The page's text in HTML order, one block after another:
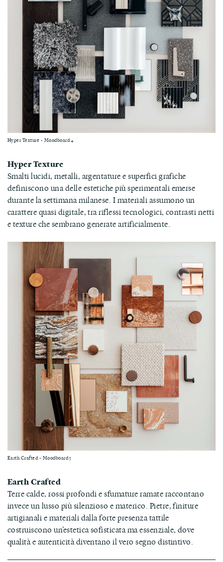
Hyper Texture - Moodboard 4
Hyper Texture
Smalti lucidi, metalli, argentature e superfici grafiche
definiscono una delle estetiche più sperimentali emerse
durante la settimana milanese. I materiali assumono un
carattere quasi digitale, tra riflessi tecnologici, contrasti netti
e texture che sembrano generate artificialmente.
Earth Crafted - Moodboard 5
Earth Crafted
Terre calde, rossi profondi e sfumature ramate raccontano
invece un lusso più silenzioso e materico. Pietre, finiture
artigianali e materiali dalla forte presenza tattile
costruiscono un’estetica sofisticata ma essenziale, dove
qualità e autenticità diventano il vero segno distintivo.